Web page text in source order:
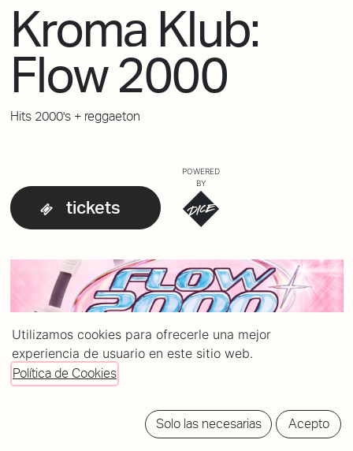
Kroma Klub:
Flow 2000
Hits 2000's + reggaeton
tickets
POWERED
BY
Utilizamos cookies para ofrecerle una mejor
experiencia de usuario en este sitio web.
Política de Cookies
Solo las necesarias Acepto